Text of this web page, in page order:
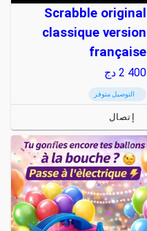
Scrabble original
classique version
française
2 400 دج
التوصيل متوفر
إتصال